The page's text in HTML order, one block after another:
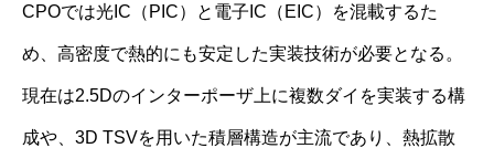
CPOでは光IC（PIC）と電子IC（EIC）を混載するた
め、高密度で熱的にも安定した実装技術が必要となる。
現在は2.5Dのインターポーザ上に複数ダイを実装する構
成や、3D TSVを用いた積層構造が主流であり、熱拡散